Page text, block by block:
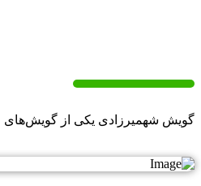
گویش شهمیرزادی یکی از گویش‌های